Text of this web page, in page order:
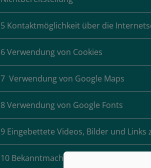
5 Kontaktmöglichkeit über die
6 Verwendung von Cookies
7 Verwendung von Google Maps
8 Verwendung von Google Fonts
9 Eingebettete Videos, Bilder und
10 Bekanntmachung von Veränderungen